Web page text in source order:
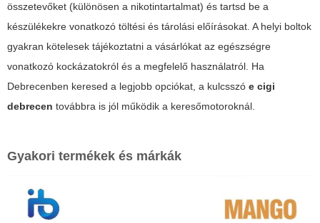
összetevőket (különösen a nikotintartalmat) és tartsd be a
készülékekre vonatkozó töltési és tárolási előírásokat. A helyi boltok
gyakran kötelesek tájékoztatni a vásárlókat az egészségre
vonatkozó kockázatokról és a megfelelő használatról. Ha
Debrecenben keresed a legjobb opciókat, a kulcsszó e cigi
debrecen továbbra is jól működik a keresőmotoroknál.
Gyakori termékek és márkák